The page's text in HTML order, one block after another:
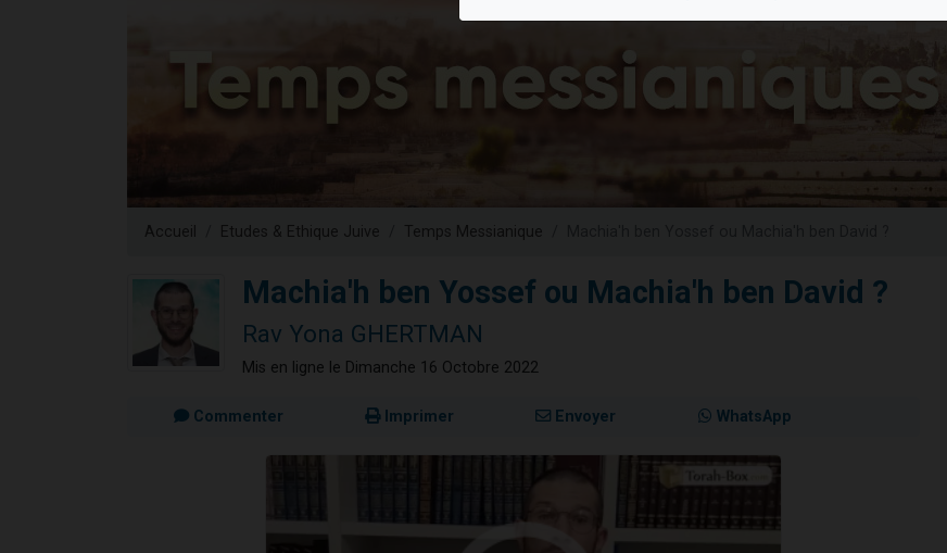
2 personnes viennent de faire un don pour 1 Journée de Vacances Pour les Enfants
17 personnes viennent de demander une bénédiction
4 personnes viennent de nous rejoindre sur WhatsApp
Accueil Etudes & Ethique Juive Temps Messianique
Machia'h ben Yossef ou Machia'h ben David ?
Rav Yona GHERTMAN
Mis en ligne le Dimanche 16 Octobre 2022
Commenter Imprimer Envoyer WhatsApp